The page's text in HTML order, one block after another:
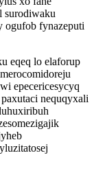
surodiwaku
ogufob fynazeputi
eqeq lo elaforup
epecericesycyq
nequqyxali